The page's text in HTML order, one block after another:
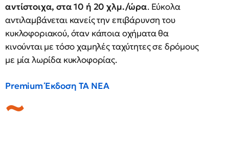
αντίστοιχα, στα 10 ή 20 χλμ./ώρα. Εύκολα
αντιλαμβάνεται κανείς την επιβάρυνση του
κυκλοφοριακού, όταν κάποια οχήματα θα
κινούνται με τόσο χαμηλές ταχύτητες σε δρόμους
με μία λωρίδα κυκλοφορίας.
Premium Έκδοση ΤΑ ΝΕΑ